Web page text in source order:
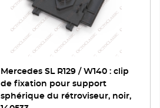
Mercedes SL R129 / W140 : clip
de fixation pour support
sphérique du rétroviseur, noir,